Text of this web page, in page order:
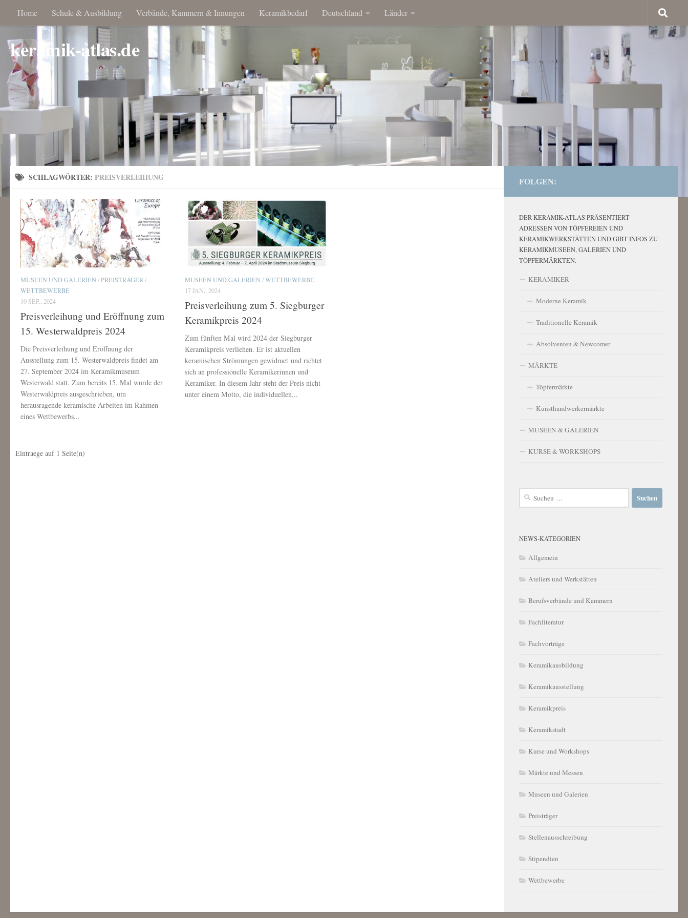
Home Schule & Ausbildung Verbände, Kammern & Innungen Keramikbedarf Deutschland Länder
keramik-atlas.de
SCHLAGWÖRTER: PREISVERLEIHUNG
MUSEEN UND GALERIEN/PREISTRÄGER /
WETTBEWERBE
10 SEP., 2024
Preisverleihung und Eröffnung zum
15. Westerwaldpreis 2024
Die Preisverleihung und Eröffnung der
Ausstellung zum 15. Westerwaldpreis findet am
27. September 2024 im Keramikmuseum
Westerwald statt. Zum bereits 15. Mal wurde der
Westerwaldpreis ausgeschrieben, um
herausragende keramische Arbeiten im Rahmen
eines Wettbewerbs...
MUSEEN UND GALERIEN/WETTBEWERBE
17 JAN., 2024
Preisverleihung zum 5. Siegburger
Keramikpreis 2024
Zum fünften Mal wird 2024 der Siegburger
Keramikpreis verliehen. Er ist aktuellen
keramischen Strömungen gewidmet und richtet
sich an professionelle Keramikerinnen und
Keramiker. In diesem Jahr steht der Preis nicht
unter einem Motto, die individuellen...
Eintraege auf 1 Seite(n)
FOLGEN:
DER KERAMIK-ATLAS PRÄSENTIERT
ADRESSEN VON TÖPFEREIEN UND
KERAMIKWERKSTÄTTEN UND GIBT INFOS ZU
KERAMIKMUSEEN, GALERIEN UND
TÖPFERMÄRKTEN.
KERAMIKER
Moderne Keramik
Traditionelle Keramik
Absolventen & Newcomer
MÄRKTE
Töpfermärkte
Kunsthandwerkermärkte
MUSEEN & GALERIEN
KURSE & WORKSHOPS
Suchen
NEWS-KATEGORIEN
Allgemein
Ateliers und Werkstätten
Berufsverbände und Kammern
Fachliteratur
Fachvorträge
Keramikausbildung
Keramikausstellung
Keramikpreis
Keramikstadt
Kurse und Workshops
Märkte und Messen
Museen und Galerien
Preisträger
Stellenausschreibung
Stipendien
Wettbewerbe